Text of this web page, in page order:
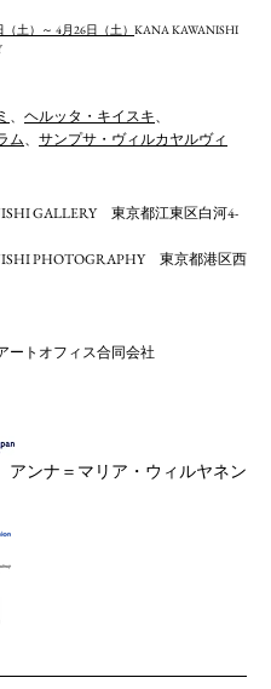
土）～ 4月26日（土） KANA KAWANISHI
、 ヘルッタ・キイスキ、
ム、 サンプサ・ヴィルカヤルヴィ
GALLERY 東京都江東区白河4-
PHOTOGRAPHY 東京都港区西
ートオフィス合同会社
​ アンナ＝マリア・ウィルヤネン